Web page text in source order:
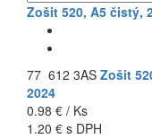
Zošit 520, A5 čistý,
77 612 3AS Zošit
2024
0.98 € / Ks
1.20 € s DPH